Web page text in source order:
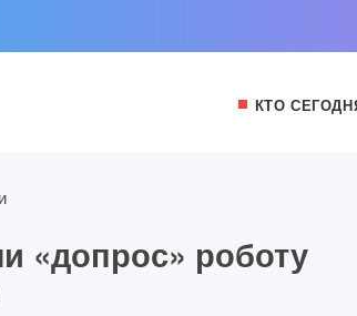
КТО
«допрос» роботу